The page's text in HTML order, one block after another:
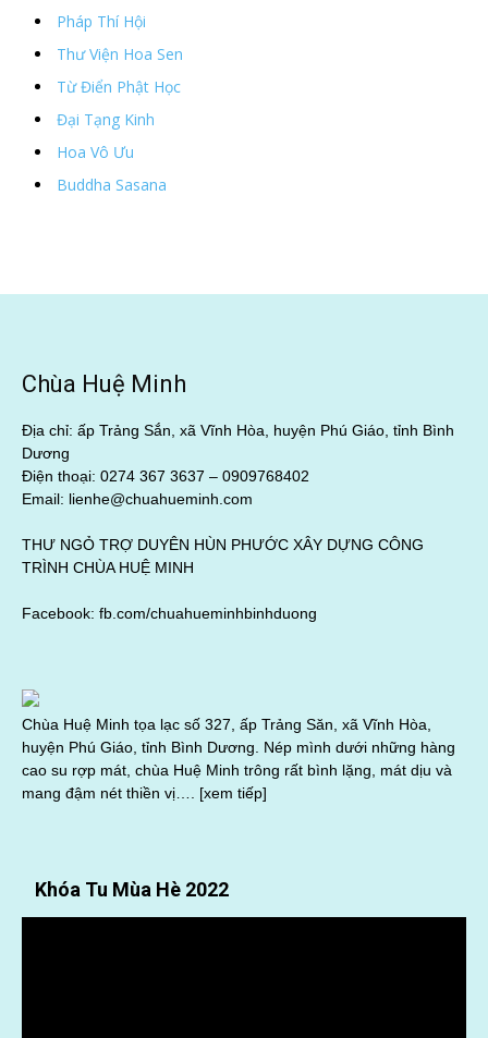
Pháp Thí Hội
Thư Viện Hoa Sen
Từ Điển Phật Học
Đại Tạng Kinh
Hoa Vô Ưu
Buddha Sasana
Chùa Huệ Minh
Địa chỉ: ấp Trảng Sắn, xã Vĩnh Hòa, huyện Phú Giáo, tỉnh Bình
Dương
Điện thoại: 0274 367 3637 – 0909768402
Email: lienhe@chuahueminh.com
THƯ NGỎ TRỢ DUYÊN HÙN PHƯỚC XÂY DỰNG CÔNG
TRÌNH CHÙA HUỆ MINH
Facebook: fb.com/chuahueminhbinhduong
Chùa Huệ Minh tọa lạc số 327, ấp Trảng Săn, xã Vĩnh Hòa,
huyện Phú Giáo, tỉnh Bình Dương. Nép mình dưới những hàng
cao su rợp mát, chùa Huệ Minh trông rất bình lặng, mát dịu và
mang đậm nét thiền vị…. [xem tiếp]
Khóa Tu Mùa Hè 2022